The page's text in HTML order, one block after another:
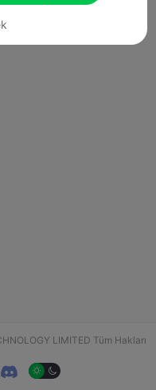
LIMITED Tüm Hakları
